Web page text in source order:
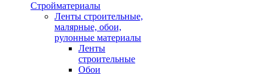
Стройматериалы
Ленты строительные,
малярные, обои,
рулонные материалы
Ленты
строительные
Обои